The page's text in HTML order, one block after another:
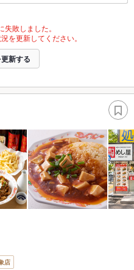
敗しました。
を更新してください。
新する
店